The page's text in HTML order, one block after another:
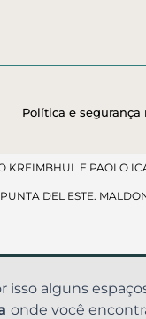
Política e segurança
KREIMBHUL E PAOLO
DEL ESTE.
isso alguns
onde você